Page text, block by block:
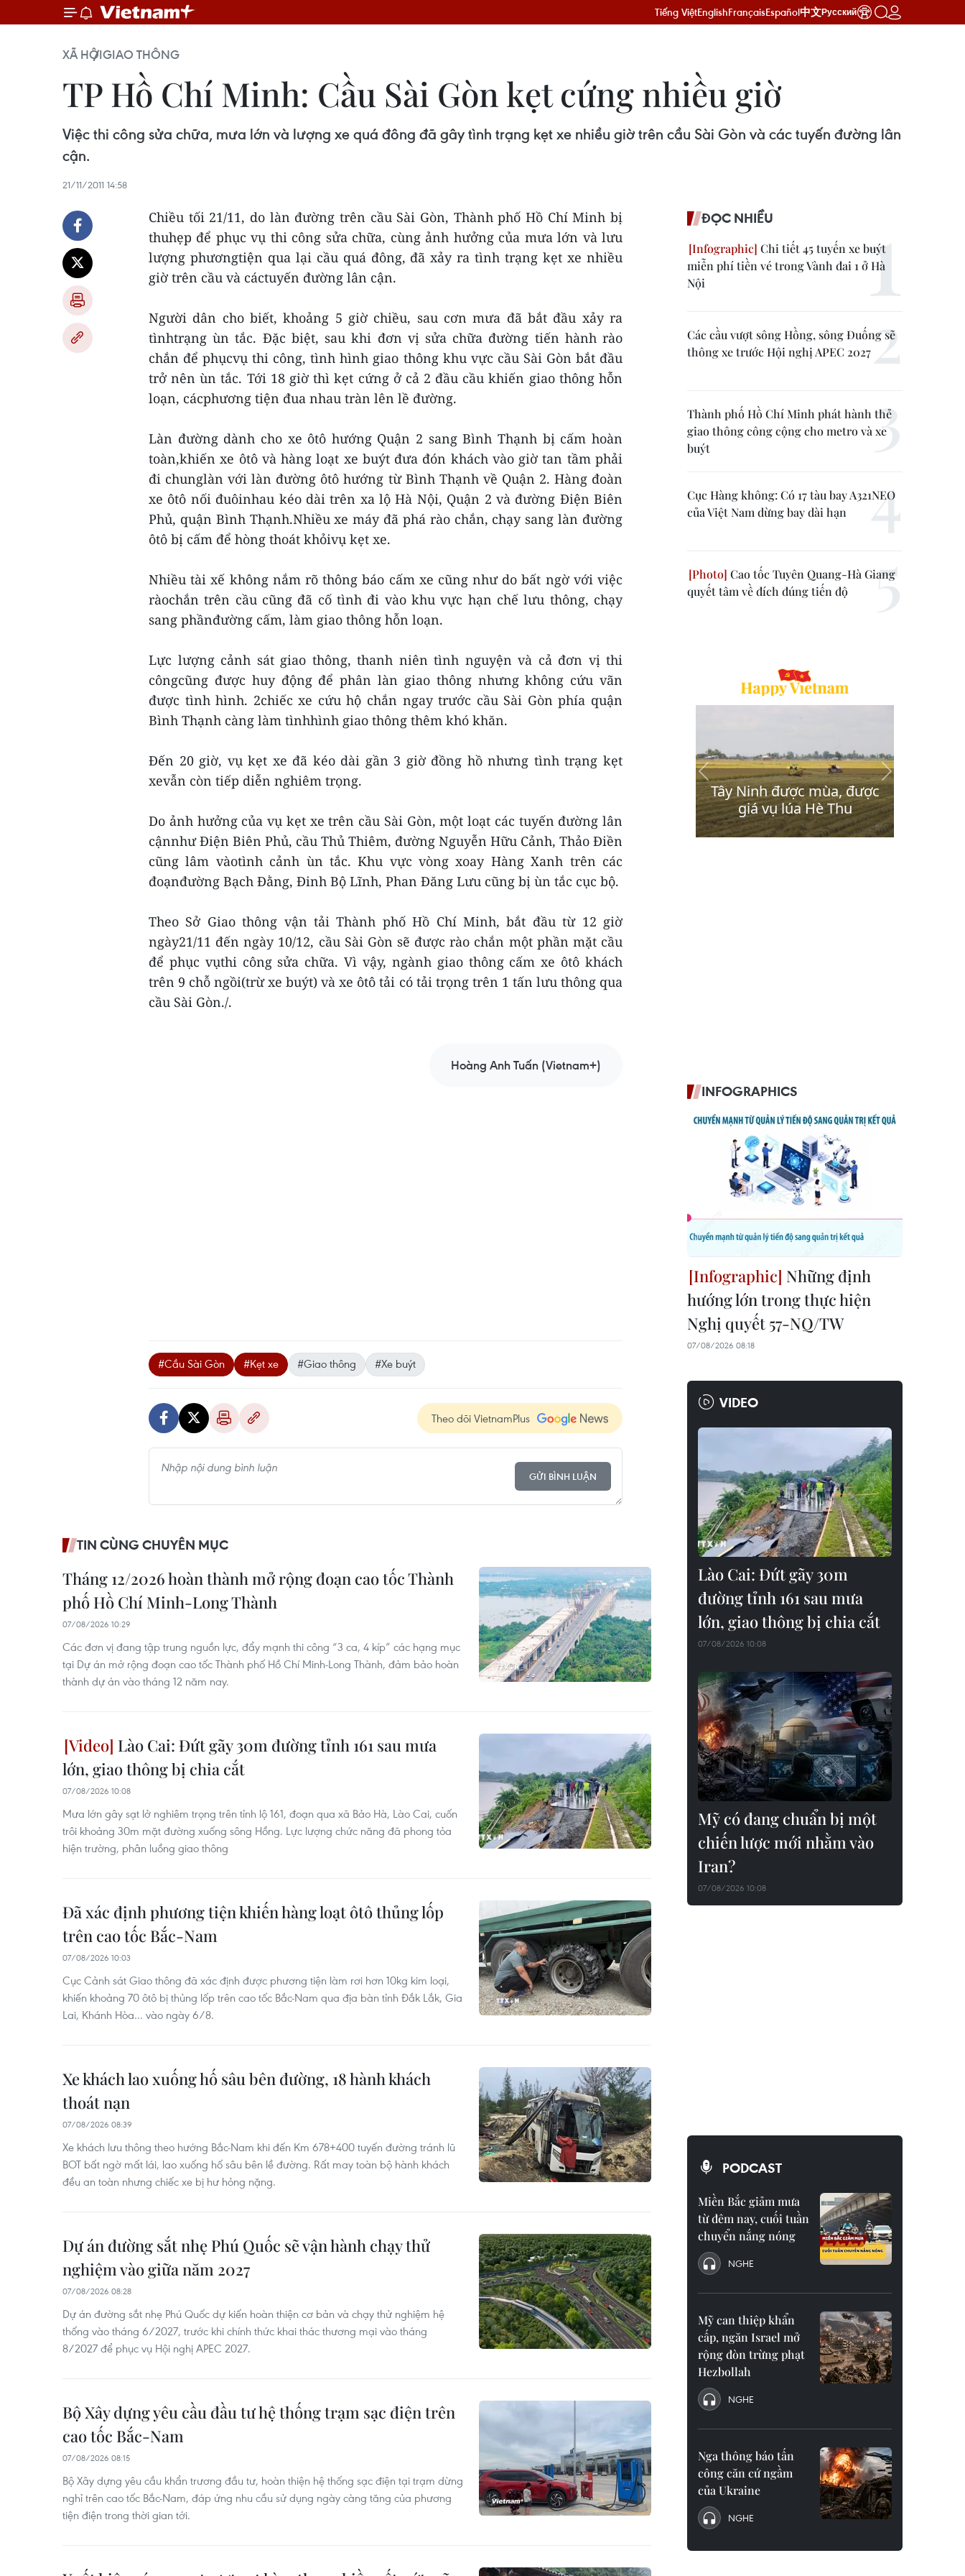
Tiếng ViệtEnglishFrançaisEspañol中文Русский
XÃ HỘIGIAO THÔNG
TP Hồ Chí Minh: Cầu Sài Gòn kẹt cứng nhiều giờ
Việc thi công sửa chữa, mưa lớn và lượng xe quá đông đã gây tình trạng kẹt xe nhiều giờ trên cầu Sài Gòn và các tuyến đường lân
cận.
21/11/2011 14:58
Chiều tối 21/11, do làn đường trên cầu Sài Gòn, Thành phố Hồ Chí Minh bị
thuhẹp để phục vụ thi công sửa chữa, cùng ảnh hưởng của mưa lớn và lưu
lượng phươngtiện qua lại cầu quá đông, đã xảy ra tình trạng kẹt xe nhiều
giờ trên cầu và cáctuyến đường lân cận.
Người dân cho biết, khoảng 5 giờ chiều, sau cơn mưa đã bắt đầu xảy ra
tìnhtrạng ùn tắc. Đặc biệt, sau khi đơn vị sửa chữa đường tiến hành rào
chắn để phụcvụ thi công, tình hình giao thông khu vực cầu Sài Gòn bắt đầu
trở nên ùn tắc. Tới 18 giờ thì kẹt cứng ở cả 2 đầu cầu khiến giao thông hỗn
loạn, cácphương tiện đua nhau tràn lên lề đường.
Làn đường dành cho xe ôtô hướng Quận 2 sang Bình Thạnh bị cấm hoàn
toàn,khiến xe ôtô và hàng loạt xe buýt đưa đón khách vào giờ tan tầm phải
đi chunglàn với làn đường ôtô hướng từ Bình Thạnh về Quận 2. Hàng đoàn
xe ôtô nối đuôinhau kéo dài trên xa lộ Hà Nội, Quận 2 và đường Điện Biên
Phủ, quận Bình Thạnh.Nhiều xe máy đã phá rào chắn, chạy sang làn đường
ôtô bị cấm để hòng thoát khỏivụ kẹt xe.
Nhiều tài xế không nắm rõ thông báo cấm xe cũng như do bất ngờ với việc
ràochắn trên cầu cũng đã cố tình đi vào khu vực hạn chế lưu thông, chạy
sang phầnđường cấm, làm giao thông hỗn loạn.
Lực lượng cảnh sát giao thông, thanh niên tình nguyện và cả đơn vị thi
côngcũng được huy động để phân làn giao thông nhưng không cứu vãn
được tình hình. 2chiếc xe cứu hộ chắn ngay trước cầu Sài Gòn phía quận
Bình Thạnh càng làm tìnhhình giao thông thêm khó khăn.
Đến 20 giờ, vụ kẹt xe đã kéo dài gần 3 giờ đồng hồ nhưng tình trạng kẹt
xevẫn còn tiếp diễn nghiêm trọng.
Do ảnh hưởng của vụ kẹt xe trên cầu Sài Gòn, một loạt các tuyến đường lân
cậnnhư Điện Biên Phủ, cầu Thủ Thiêm, đường Nguyễn Hữu Cảnh, Thảo Điền
cũng lâm vàotình cảnh ùn tắc. Khu vực vòng xoay Hàng Xanh trên các
đoạnđường Bạch Đằng, Đinh Bộ Lĩnh, Phan Đăng Lưu cũng bị ùn tắc cục bộ.
Theo Sở Giao thông vận tải Thành phố Hồ Chí Minh, bắt đầu từ 12 giờ
ngày21/11 đến ngày 10/12, cầu Sài Gòn sẽ được rào chắn một phần mặt cầu
để phục vụthi công sửa chữa. Vì vậy, ngành giao thông cấm xe ôtô khách
trên 9 chỗ ngồi(trừ xe buýt) và xe ôtô tải có tải trọng trên 1 tấn lưu thông qua
cầu Sài Gòn./.
Hoàng Anh Tuấn (Vietnam+)
#Cầu Sài Gòn #Kẹt xe #Giao thông #Xe buýt
Theo dõi VietnamPlus
GỬI BÌNH LUẬN
TIN CÙNG CHUYÊN MỤC
Tháng 12/2026 hoàn thành mở rộng đoạn cao tốc Thành
phố Hồ Chí Minh-Long Thành
07/08/2026 10:29
Các đơn vị đang tập trung nguồn lực, đẩy mạnh thi công “3 ca, 4 kíp” các hạng mục
tại Dự án mở rộng đoạn cao tốc Thành phố Hồ Chí Minh-Long Thành, đảm bảo hoàn
thành dự án vào tháng 12 năm nay.
Lào Cai: Đứt gãy 30m đường tỉnh 161 sau mưa
lớn, giao thông bị chia cắt
07/08/2026 10:08
Mưa lớn gây sạt lở nghiêm trọng trên tỉnh lộ 161, đoạn qua xã Bảo Hà, Lào Cai, cuốn
trôi khoảng 30m mặt đường xuống sông Hồng. Lực lượng chức năng đã phong tỏa
hiện trường, phân luồng giao thông
Đã xác định phương tiện khiến hàng loạt ôtô thủng lốp
trên cao tốc Bắc-Nam
07/08/2026 10:03
Cục Cảnh sát Giao thông đã xác định được phương tiện làm rơi hơn 10kg kim loại,
khiến khoảng 70 ôtô bị thủng lốp trên cao tốc Bắc-Nam qua địa bàn tỉnh Đắk Lắk, Gia
Lai, Khánh Hòa… vào ngày 6/8.
Xe khách lao xuống hố sâu bên đường, 18 hành khách
thoát nạn
07/08/2026 08:39
Xe khách lưu thông theo hướng Bắc-Nam khi đến Km 678+400 tuyến đường tránh lũ
BOT bất ngờ mất lái, lao xuống hố sâu bên lề đường. Rất may toàn bộ hành khách
đều an toàn nhưng chiếc xe bị hư hỏng nặng.
Dự án đường sắt nhẹ Phú Quốc sẽ vận hành chạy thử
nghiệm vào giữa năm 2027
07/08/2026 08:28
Dự án đường sắt nhẹ Phú Quốc dự kiến hoàn thiện cơ bản và chạy thử nghiệm hệ
thống vào tháng 6/2027, trước khi chính thức khai thác thương mại vào tháng
8/2027 để phục vụ Hội nghị APEC 2027.
Bộ Xây dựng yêu cầu đầu tư hệ thống trạm sạc điện trên
cao tốc Bắc-Nam
07/08/2026 08:15
Bộ Xây dựng yêu cầu khẩn trương đầu tư, hoàn thiện hệ thống sạc điện tại trạm dừng
nghỉ trên cao tốc Bắc-Nam, đáp ứng nhu cầu sử dụng ngày càng tăng của phương
tiện điện trong thời gian tới.
ĐỌC NHIỀU
Chi tiết 45 tuyến xe buýt
miễn phí tiền vé trong Vành đai 1 ở Hà
Nội
Các cầu vượt sông Hồng, sông Đuống sẽ
thông xe trước Hội nghị APEC 2027
Thành phố Hồ Chí Minh phát hành thẻ
giao thông công cộng cho metro và xe
buýt
Cục Hàng không: Có 17 tàu bay A321NEO
của Việt Nam dừng bay dài hạn
Cao tốc Tuyên Quang-Hà Giang
quyết tâm về đích đúng tiến độ
INFOGRAPHICS
Những định
hướng lớn trong thực hiện
Nghị quyết 57-NQ/TW
07/08/2026 08:18
VIDEO
Lào Cai: Đứt gãy 30m
đường tỉnh 161 sau mưa
lớn, giao thông bị chia cắt
07/08/2026 10:08
Mỹ có đang chuẩn bị một
chiến lược mới nhằm vào
Iran?
07/08/2026 10:08
PODCAST
Miền Bắc giảm mưa
từ đêm nay, cuối tuần
chuyển nắng nóng
NGHE
Mỹ can thiệp khẩn
cấp, ngăn Israel mở
rộng đòn trừng phạt
Hezbollah
NGHE
Nga thông báo tấn
công căn cứ ngầm
của Ukraine
NGHE